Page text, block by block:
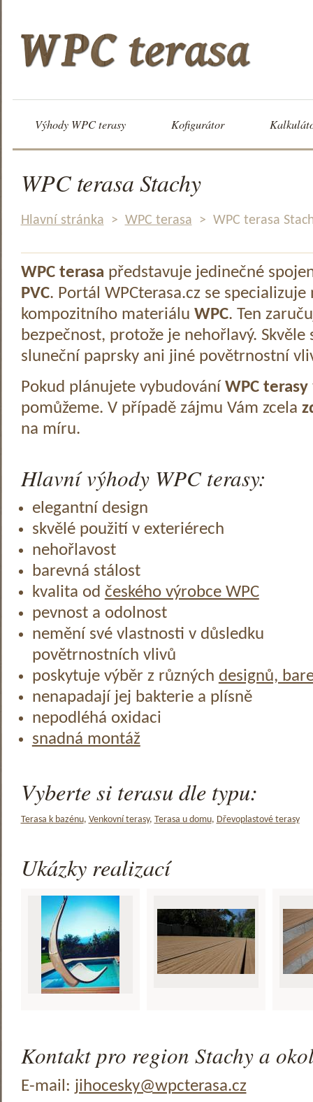
Výhody WPC terasy Kofigurátor
WPC terasa Stachy
Hlavní stránka > WPC terasa > WPC terasa
WPC terasa představuje jedinečné
PVC. Portál WPCterasa.cz se specializuje
kompozitního materiálu WPC. Ten
bezpečnost, protože je nehořlavý.
sluneční paprsky ani jiné povětrnostní
Pokud plánujete vybudování WPC terasy
pomůžeme. V případě zájmu Vám zcela
na míru.
Hlavní výhody WPC terasy:
elegantní design
skvělé použití v exteriérech
nehořlavost
barevná stálost
kvalita od českého výrobce WPC
pevnost a odolnost
nemění své vlastnosti v důsledku
povětrnostních vlivů
poskytuje výběr z různých designů,
nenapadají jej bakterie a plísně
nepodléhá oxidaci
snadná montáž
Vyberte si terasu dle typu:
Terasa k bazénu, Venkovní terasy, Terasa u domu, Dřevoplastové terasy
Ukázky realizací
Kontakt pro region Stachy a
E-mail: jihocesky@wpcterasa.cz